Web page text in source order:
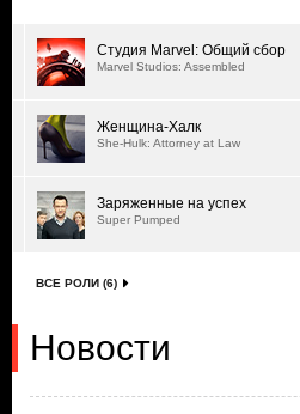
Студия Marvel: Общий сбор
Marvel Studios: Assembled
Женщина-Халк
She-Hulk: Attorney at Law
Заряженные на успех
Super Pumped
ВСЕ РОЛИ (6)
Новости